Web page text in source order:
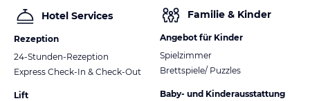
Hotel Services
Rezeption
24-Stunden-Rezeption
Express Check-In & Check-Out
Lift
Familie & Kinder
Angebot für Kinder
Spielzimmer
Brettspiele/ Puzzles
Baby- und Kinderausstattung